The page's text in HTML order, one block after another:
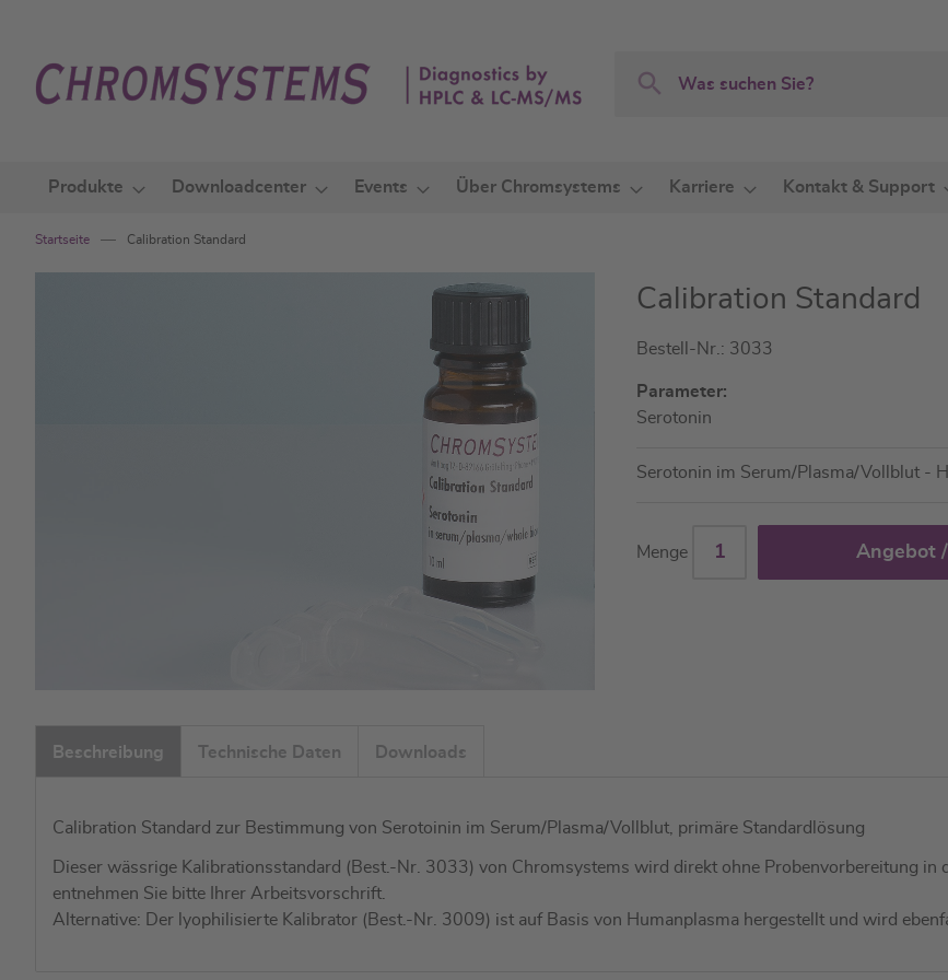
springen
Search
Produkte Downloadcenter Events Über Chromsystems Karriere Kontakt & Support
Startseite Calibration Standard
Anfang
der
Calibration Standard
Bestell-Nr.: 3033
Parameter:
Serotonin
Serotonin im Serum/Plasma/Vollblut -
Menge Angebot
Beschreibung Technische Daten Downloads
Calibration Standard zur Bestimmung von Serotoinin im Serum/Plasma/Vollblut, primäre Standardlösung
Dieser wässrige Kalibrationsstandard (Best.-Nr. 3033) von Chromsystems wird direkt ohne Probenvorbereitung in
entnehmen Sie bitte Ihrer Arbeitsvorschrift.
Alternative: Der lyophilisierte Kalibrator (Best.-Nr. 3009) ist auf Basis von Humanplasma hergestellt und wird